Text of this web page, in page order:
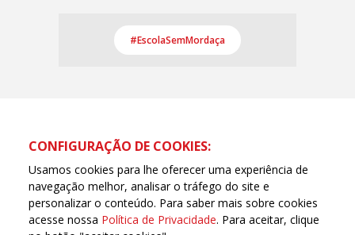
#EscolaSemMordaça
CONFIGURAÇÃO DE COOKIES:
Usamos cookies para lhe oferecer uma experiência de
navegação melhor, analisar o tráfego do site e
personalizar o conteúdo. Para saber mais sobre cookies
acesse nossa Política de Privacidade. Para aceitar, clique